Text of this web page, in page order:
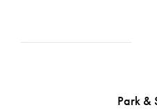
Park &